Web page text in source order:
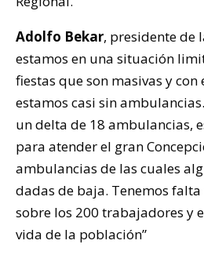
Adolfo Bekar, presidente de
estamos en una situación
fiestas que son masivas y
estamos casi sin
un delta de 18 ambulancias,
para atender el gran
ambulancias de las cuales
dadas de baja. Tenemos
sobre los 200 trabajadores y
vida de la población”